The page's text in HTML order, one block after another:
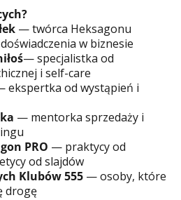
— twórca Heksagonu
w biznesie
— specjalistka od
i self-care
ekspertka od wystąpień i
— mentorka sprzedaży i
PRO — praktycy od
od slajdów
Klubów 555 — osoby, które
drogę